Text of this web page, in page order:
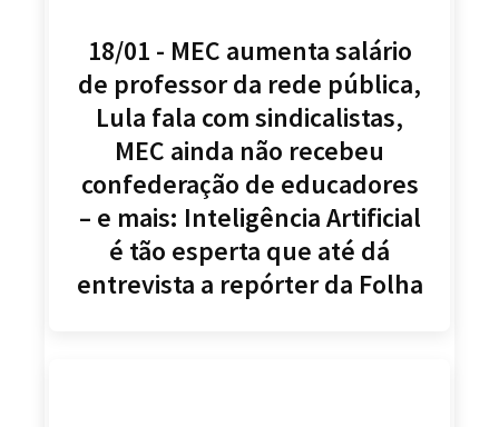
18/01 - MEC aumenta salário
de professor da rede pública,
Lula fala com sindicalistas,
MEC ainda não recebeu
confederação de educadores
– e mais: Inteligência Artificial
é tão esperta que até dá
entrevista a repórter da Folha